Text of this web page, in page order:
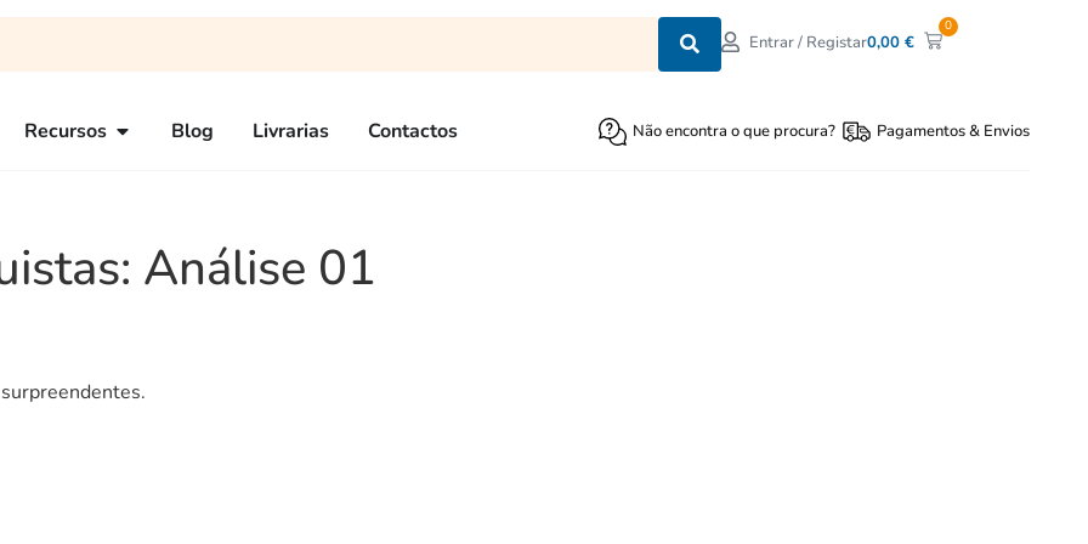
Entrar / Registar0,00€
0
Recursos Blog Livrarias Contactos Não encontra o que procura? Pagamentos & Envios
Análise 01